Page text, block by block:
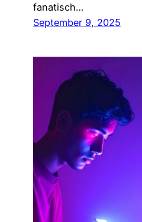
fanatisch…
September 9, 2025